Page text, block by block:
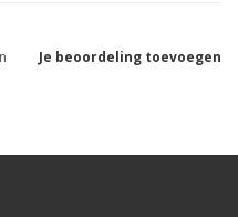
Je beoordeling toevoegen